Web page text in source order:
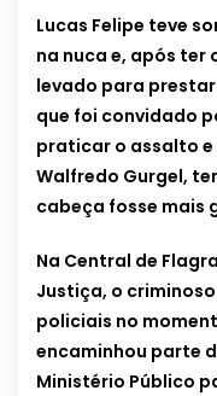
Lucas Felipe teve
na nuca e, após ter
levado para
que foi convidado
praticar o assalto e
Walfredo Gurgel,
cabeça fosse mais
Na Central de
Justiça, o
policiais no
encaminhou parte
Ministério Público